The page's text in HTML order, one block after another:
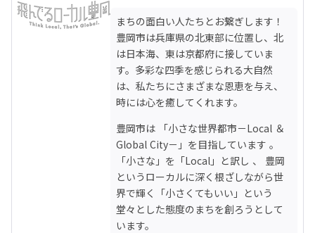
まちの面白い人たちとお繋ぎします！
豊岡市は兵庫県の北東部に位置し、北
は日本海、東は京都府に接していま
す。多彩な四季を感じられる大自然
は、私たちにさまざまな恩恵を与え、
時には心を癒してくれます。
豊岡市は 「小さな世界都市－Local ＆
Global City－」を目指しています 。
「小さな」を「Local」と訳し 、 豊岡
というローカルに深く根ざしながら世
界で輝く「小さくてもいい」という
堂々とした態度のまちを創ろうとして
います。